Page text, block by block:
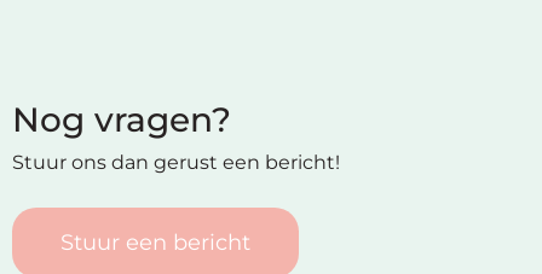
Nog vragen?
Stuur ons dan gerust een bericht!
Stuur een bericht